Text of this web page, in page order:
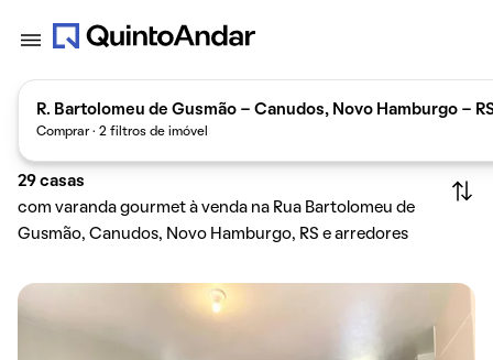
R. Bartolomeu de Gusmão - Canudos, Novo Hamburgo -
Comprar · 2 filtros de imóvel
29 casas
com varanda gourmet à venda na Rua Bartolomeu de
Gusmão, Canudos, Novo Hamburgo, RS e arredores